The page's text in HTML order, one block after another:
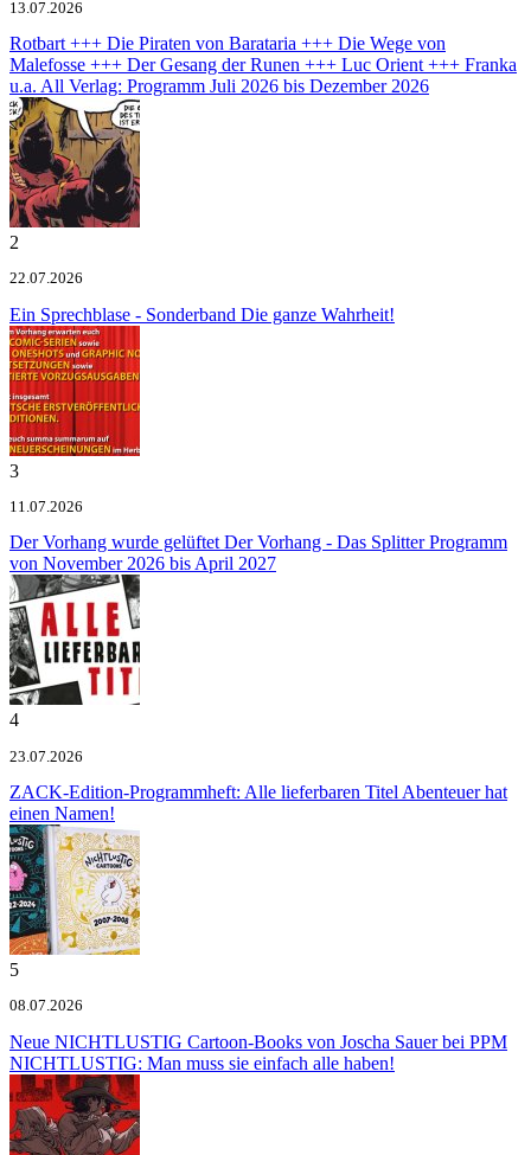
13.07.2026
Rotbart +++ Die Piraten von Barataria +++ Die Wege von
Malefosse +++ Der Gesang der Runen +++ Luc Orient +++ Franka
u.a. All Verlag: Programm Juli 2026 bis Dezember 2026
2
22.07.2026
Ein Sprechblase - Sonderband Die ganze Wahrheit!
3
11.07.2026
Der Vorhang wurde gelüftetDer Vorhang - Das Splitter Programm
von November 2026 bis April 2027
4
23.07.2026
ZACK-Edition-Programmheft: Alle lieferbaren Titel Abenteuer hat
einen Namen!
5
08.07.2026
Neue NICHTLUSTIG Cartoon-Books von Joscha Sauer bei PPM
NICHTLUSTIG: Man muss sie einfach alle haben!